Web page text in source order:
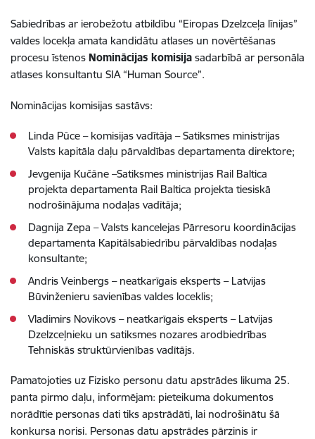
Sabiedrības ar ierobežotu atbildību “Eiropas Dzelzceļa līnijas”
valdes locekļa amata kandidātu atlases un novērtēšanas
procesu īstenos Nominācijas komisija sadarbībā ar personāla
atlases konsultantu SIA “Human Source”.
Nominācijas komisijas sastāvs:
Linda Pūce – komisijas vadītāja – Satiksmes ministrijas
Valsts kapitāla daļu pārvaldības departamenta direktore;
Jevgenija Kučāne –Satiksmes ministrijas Rail Baltica
projekta departamenta Rail Baltica projekta tiesiskā
nodrošinājuma nodaļas vadītāja;
Dagnija Zepa – Valsts kancelejas Pārresoru koordinācijas
departamenta Kapitālsabiedrību pārvaldības nodaļas
konsultante;
Andris Veinbergs – neatkarīgais eksperts – Latvijas
Būvinženieru savienības valdes loceklis;
Vladimirs Novikovs – neatkarīgais eksperts – Latvijas
Dzelzceļnieku un satiksmes nozares arodbiedrības
Tehniskās struktūrvienības vadītājs.
Pamatojoties uz Fizisko personu datu apstrādes likuma 25.
panta pirmo daļu, informējam: pieteikuma dokumentos
norādītie personas dati tiks apstrādāti, lai nodrošinātu šā
konkursa norisi. Personas datu apstrādes pārzinis ir